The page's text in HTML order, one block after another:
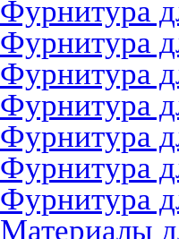
Фурнитура
Фурнитура
Фурнитура
Фурнитура
Фурнитура
Фурнитура
Фурнитура
Материалы